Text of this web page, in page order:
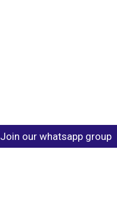
Join our whatsapp group